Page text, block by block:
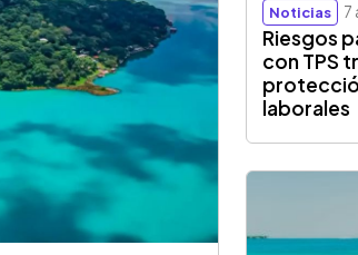
Noticias 7
Riesgos
con TPS
laborales